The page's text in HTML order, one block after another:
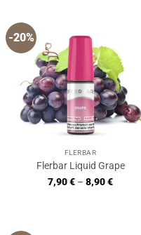
-20%
FLERBAR
Flerbar Liquid Grape
7,90€ – 8,90€